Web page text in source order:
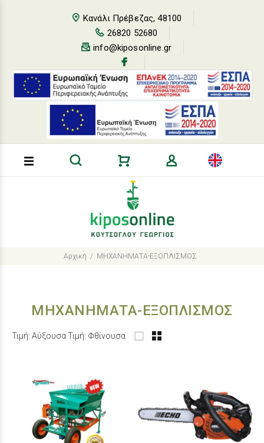
Κανάλι Πρέβεζας, 48100
26820 52680
info@kiposonline.gr
Αρχική ΜΗΧΑΝΗΜΑΤΑ-ΕΞΟΠΛΙΣΜΟΣ
ΜΗΧΑΝΗΜΑΤΑ-ΕΞΟΠΛΙΣΜΟΣ
Τιμή: ΑύξουσαΤιμή: Φθίνουσα